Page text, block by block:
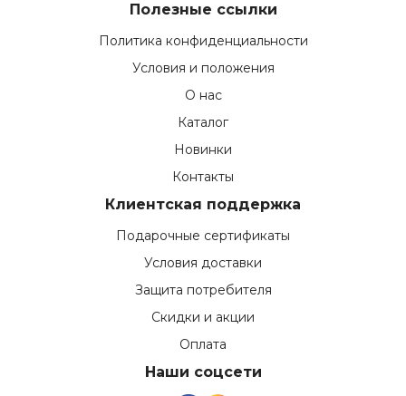
Полезные ссылки
Политика конфиденциальности
Условия и положения
О нас
Каталог
Новинки
Контакты
Клиентская поддержка
Подарочные сертификаты
Условия доставки
Защита потребителя
Скидки и акции
Оплата
Наши соцсети